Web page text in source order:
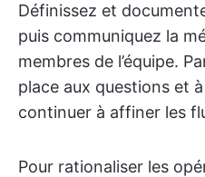
Définissez et
puis communiquez la
membres de l’équipe.
place aux questions et
continuer à affiner les
Pour rationaliser les